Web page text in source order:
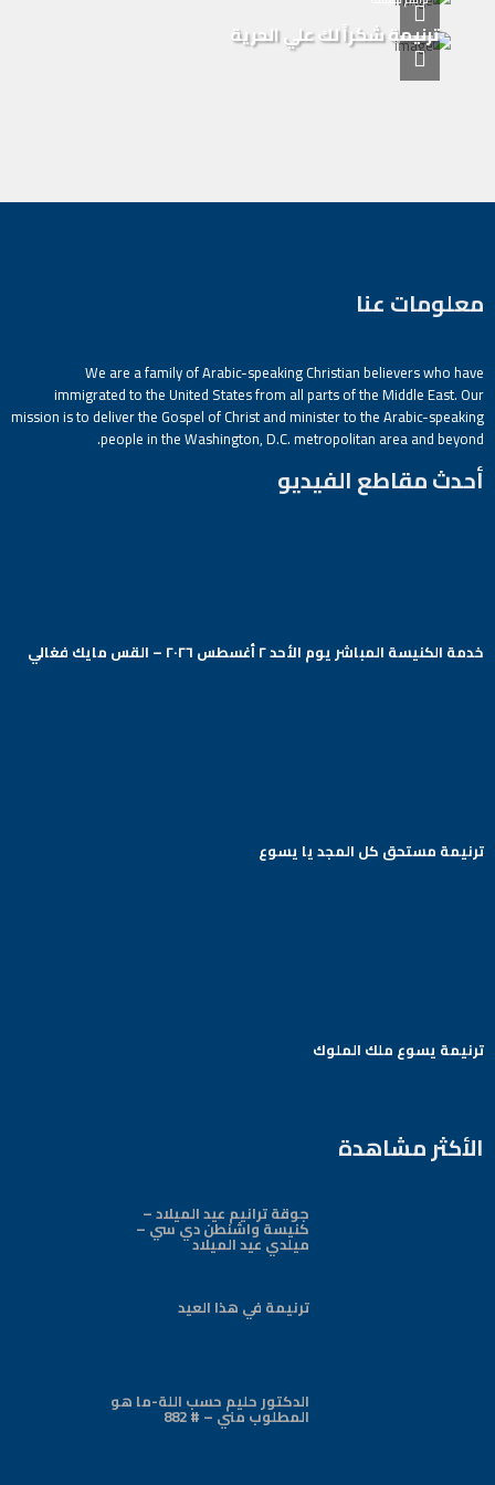
ترنيمة شكراً لك علي الحرية
معلومات عنا
We are a family of Arabic-speaking Christian believers who have
immigrated to the United States from all parts of the Middle East. Our
mission is to deliver the Gospel of Christ and minister to the Arabic-speaking
people in the Washington, D.C. metropolitan area and beyond.
أحدث مقاطع الفيديو
خدمة الكنيسة المباشر يوم الأحد ٢ أغسطس ٢٠٢٦ – القس مايك فغالي
ترنيمة مستحق كل المجد يا يسوع
ترنيمة يسوع ملك الملوك
الأكثر مشاهدة
جوقة ترانيم عيد الميلاد –
كنيسة واشنطن دي سي –
ميلدي عيد الميلاد
ترنيمة في هذا العيد
الدكتور حليم حسب اللة-ما هو
المطلوب مني – # 882